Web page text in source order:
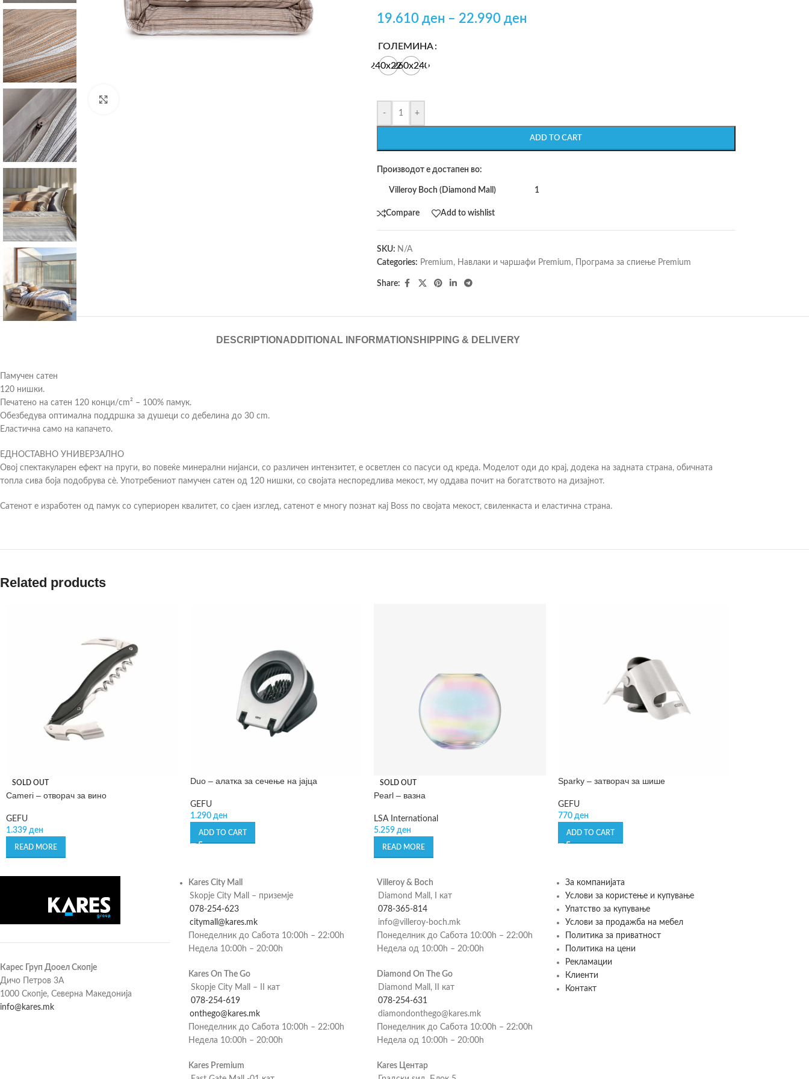
19.610 ден – 22.990 ден
ГОЛЕМИНА
240x220260x240
- +
ADD TO CART
Производот е достапен во:
Villeroy Boch (Diamond Mall) 1
Compare Add to wishlist
SKU: N/A
Categories: Premium, Навлаки и чаршафи Premium, Програма за спиење Premium
Share:
DESCRIPTION ADDITIONAL INFORMATIONSHIPPING & DELIVERY
Памучен сатен
120 нишки.
Печатено на сатен 120 конци/cm² – 100% памук.
Обезбедува оптимална поддршка за душеци со дебелина до 30 cm.
Еластична само на капачето.
ЕДНОСТАВНО УНИВЕРЗАЛНО
Овој спектакуларен ефект на пруги, во повеќе минерални нијанси, со различен интензитет, е осветлен со пасуси од креда. Моделот оди до крај, додека на задната страна, обичната
топла сива боја подобрува сè. Употребениот памучен сатен од 120 нишки, со својата неспоредлива мекост, му оддава почит на богатството на дизајнот.
Сатенот е изработен од памук со супериорен квалитет, со сјаен изглед, сатенот е многу познат кај Boss по својата мекост, свиленкаста и еластична страна.
Related products
SOLD OUT
Cameri – отворач за вино
GEFU
1.339 ден
READ MORE
Duo – алатка за сечење на јајца
GEFU
1.290 ден
ADD TO CART
SOLD OUT
Pearl – вазна
LSA International
5.259 ден
READ MORE
Sparky – затворач за шише
GEFU
770 ден
ADD TO CART
Карес Груп Дооел Скопје
Дичо Петров 3А
1000 Скопје, Северна Македонија
info@kares.mk
Kares City Mall
Skopje City Mall – приземје
078-254-623
citymall@kares.mk
Понеделник до Сабота 10:00h – 22:00h
Недела 10:00h – 20:00h
Kares On The Go
Skopje City Mall – II кат
078-254-619
onthego@kares.mk
Понеделник до Сабота 10:00h – 22:00h
Недела 10:00h – 20:00h
Kares Premium
Villeroy & Boch
Diamond Mall, I кат
078-365-814
info@villeroy-boch.mk
Понеделник до Сабота 10:00h – 22:00h
Недела од 10:00h – 20:00h
Diamond On The Go
Diamond Mall, II кат
078-254-631
diamondonthego@kares.mk
Понеделник до Сабота 10:00h – 22:00h
Недела од 10:00h – 20:00h
Kares Центар
За компанијата
Услови за користење и купување
Упатство за купување
Услови за продажба на мебел
Политика за приватност
Политика на цени
Рекламации
Клиенти
Контакт